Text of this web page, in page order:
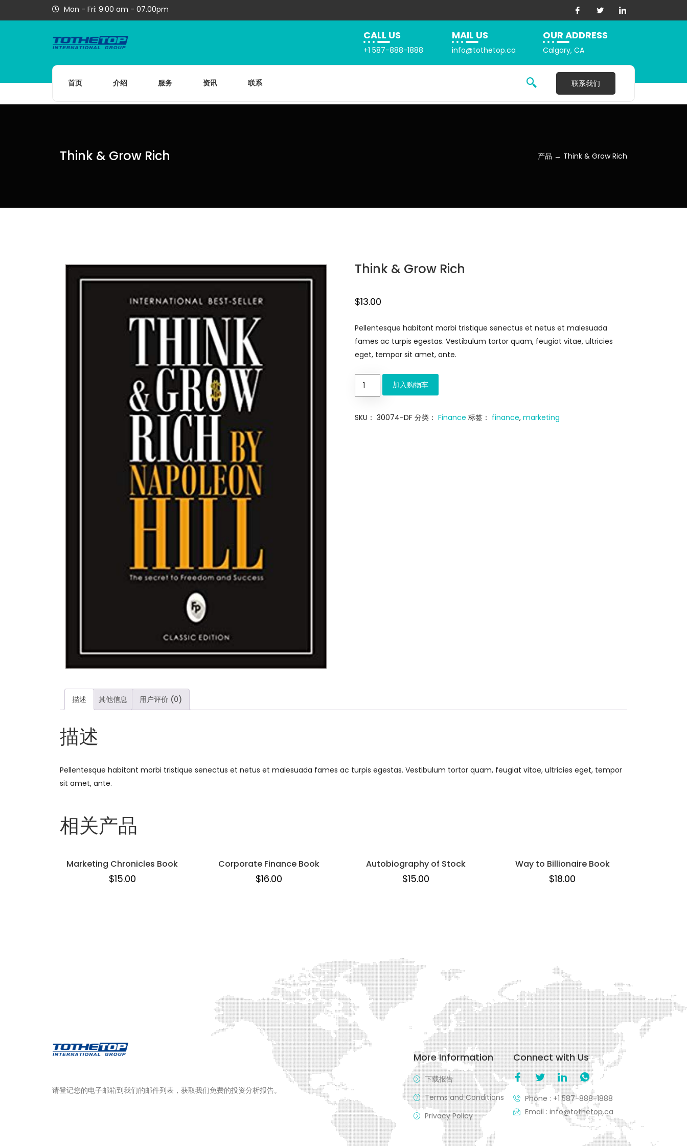
Mon - Fri: 9:00 am - 07.00pm
CALL US
+1 587-888-1888
MAIL US
info@tothetop.ca
OUR ADDRESS
Calgary, CA
首页 介绍 服务 资讯 联系 联系我们
Think & Grow Rich 产品 → Think & Grow Rich
Think & Grow Rich
$13.00
Pellentesque habitant morbi tristique senectus et netus et malesuada
fames ac turpis egestas. Vestibulum tortor quam, feugiat vitae, ultricies
eget, tempor sit amet, ante.
加入购物车
SKU：30074-DF 分类：Finance 标签： finance,marketing
描述 其他信息 用户评价 (0)
描述
Pellentesque habitant morbi tristique senectus et netus et malesuada fames ac turpis egestas. Vestibulum tortor quam, feugiat vitae, ultricies eget, tempor
sit amet, ante.
相关产品
Marketing Chronicles Book
$15.00
Corporate Finance Book
$16.00
Autobiography of Stock
$15.00
Way to Billionaire Book
$18.00
请登记您的电子邮箱到我们的邮件列表，获取我们免费的投资分析报告。
More Information
下载报告
Terms and Conditions
Privacy Policy
Connect with Us
Phone : +1 587-888-1888
Email : info@tothetop.ca